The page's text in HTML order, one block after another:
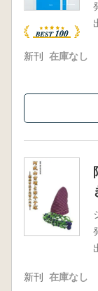
新刊 在庫なし
新刊 在庫なし